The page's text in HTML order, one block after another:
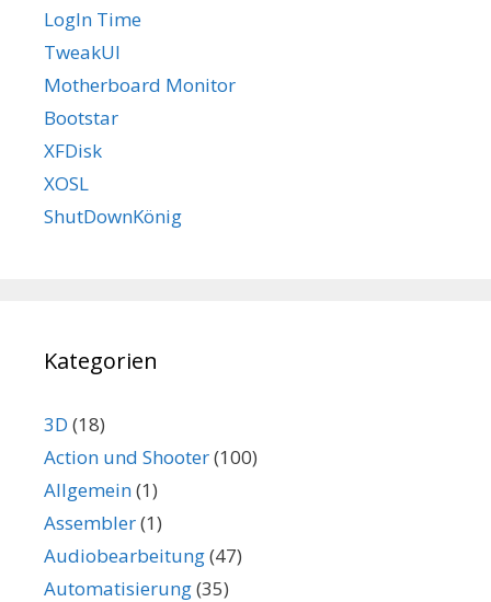
LogIn Time
TweakUI
Motherboard Monitor
Bootstar
XFDisk
XOSL
ShutDownKönig
Kategorien
3D (18)
Action und Shooter(100)
Allgemein(1)
Assembler(1)
Audiobearbeitung(47)
Automatisierung(35)